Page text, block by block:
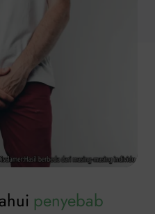
penyebab